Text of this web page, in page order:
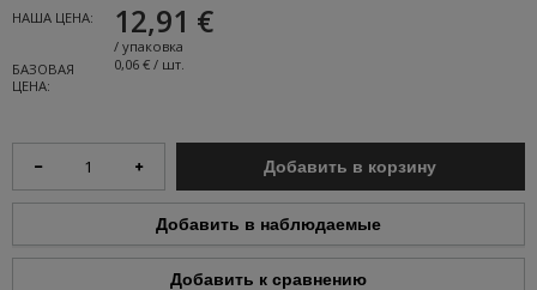
НАША ЦЕНА:
12,91 €
/ упаковка
БАЗОВАЯ
ЦЕНА:
0,06 € / шт.
Добавить в корзину
Добавить в наблюдаемые
Добавить к сравнению